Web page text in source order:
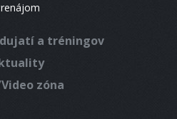
a tréningov
zóna